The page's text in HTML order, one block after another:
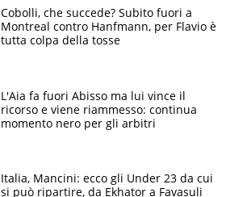
Cobolli, che succede? Subito fuori a
Montreal contro Hanfmann, per Flavio è
tutta colpa della tosse
L'Aia fa fuori Abisso ma lui vince il
ricorso e viene riammesso: continua
momento nero per gli arbitri
Italia, Mancini: ecco gli Under 23 da cui
si può ripartire, da Ekhator a Favasuli